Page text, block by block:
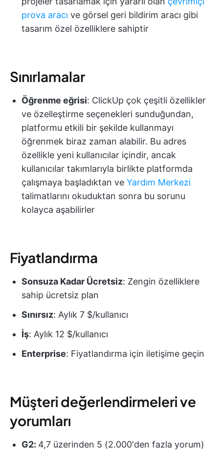
prova aracı ve görsel geri bildirim aracı gibi
tasarım özel özelliklere sahiptir
Sınırlamalar
Öğrenme eğrisi: ClickUp çok çeşitli özellikler
ve özelleştirme seçenekleri sunduğundan,
platformu etkili bir şekilde kullanmayı
öğrenmek biraz zaman alabilir. Bu adres
özellikle yeni kullanıcılar içindir, ancak
kullanıcılar takımlarıyla birlikte platformda
çalışmaya başladıktan ve Yardım Merkezi
talimatlarını okuduktan sonra bu sorunu
kolayca aşabilirler
Fiyatlandırma
Sonsuza Kadar Ücretsiz: Zengin özelliklere
sahip ücretsiz plan
Sınırsız: Aylık 7 $/kullanıcı
İş: Aylık 12 $/kullanıcı
Enterprise: Fiyatlandırma için iletişime geçin
Müşteri değerlendirmeleri ve
yorumları
G2: 4,7 üzerinden 5 (2.000'den fazla yorum)